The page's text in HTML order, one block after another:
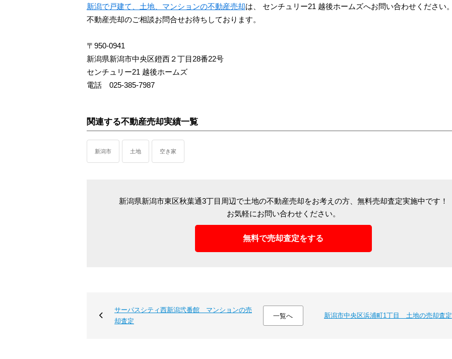
新潟で戸建て、土地、マンションの不動産売却は、 センチュリー21 越後ホームズへお問い合わせください。
不動産売却のご相談お問合せお待ちしております。
〒950-0941
新潟県新潟市中央区鐙西２丁目28番22号
センチュリー21 越後ホームズ
電話 025-385-7987
関連する不動産売却実績一覧
新潟市 土地 空き家
新潟県新潟市東区秋葉通3丁目周辺で土地の不動産売却をお考えの方、 無料売却査定実施中です！
お気軽にお問い合わせください。
無料で売却査定をする
サーパスシティ西新潟弐番館 マンションの売
却査定
一覧へ 新潟市中央区浜浦町1丁目 土地の売却査定